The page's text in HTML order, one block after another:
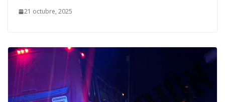
21 octubre, 2025